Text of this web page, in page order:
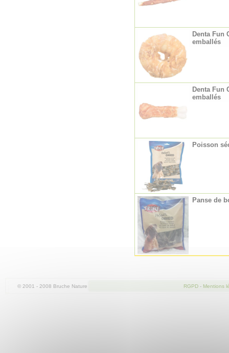
Denta Fun
emballés
Denta Fun
emballés
Poisson
Panse de
© 2001 - 2008 Bruche Nature RGPD- Mentions